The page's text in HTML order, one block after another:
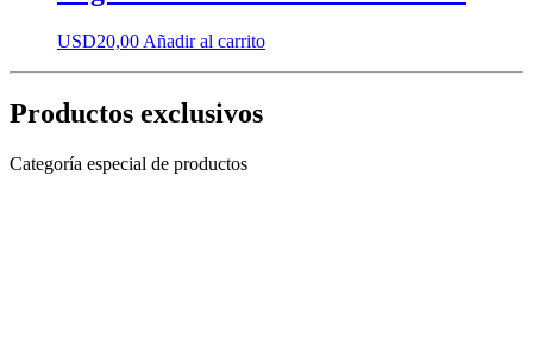
USD20,00 Añadir al carrito
Productos exclusivos
Categoría especial de productos